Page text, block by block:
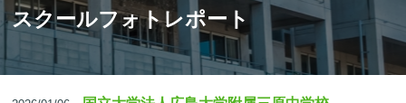
スクールフォトレポート